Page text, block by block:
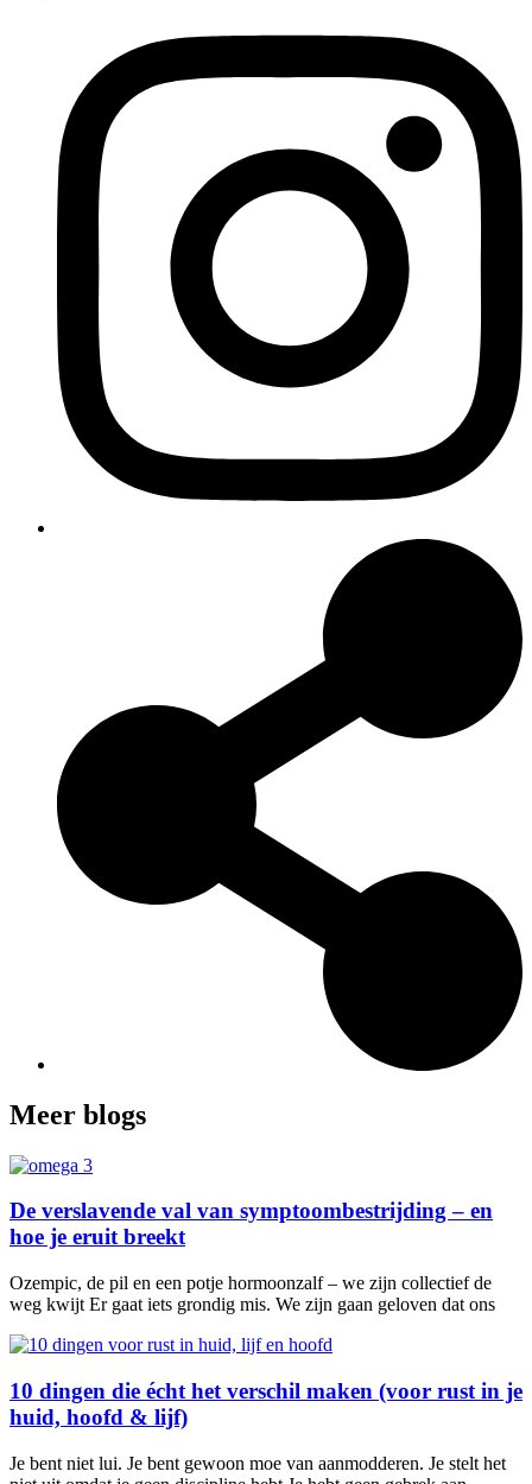
Meer blogs
De verslavende val van symptoombestrijding – en
hoe je eruit breekt
Ozempic, de pil en een potje hormoonzalf – we zijn collectief de
weg kwijt Er gaat iets grondig mis. We zijn gaan geloven dat ons
10 dingen die écht het verschil maken (voor rust in je
huid, hoofd & lijf)
Je bent niet lui. Je bent gewoon moe van aanmodderen. Je stelt het